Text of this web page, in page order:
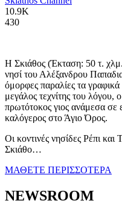
10.9K
430
Η Σκιάθος (Έκταση: 50 τ.
νησί του Αλέξανδρου
όμορφες παραλίες τα
μεγάλος τεχνίτης του λόγου,
πρωτότοκος γιος ανάμεσα σε
καλόγερος στο Άγιο Όρος.
Οι κοντινές νησίδες Ρέπι και
Σκιάθο…
ΜΑΘΕΤΕ ΠΕΡΙΣΣΟΤΕΡΑ
NEWSROOM